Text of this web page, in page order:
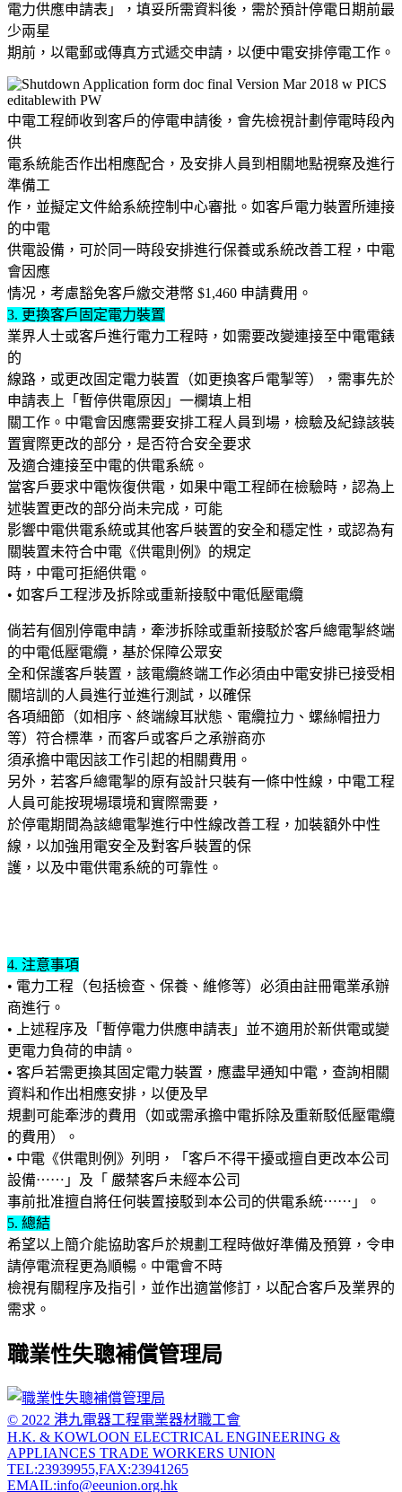
電力供應申請表」，填妥所需資料後，需於預計停電日期前最
少兩星
期前，以電郵或傳真方式遞交申請，以便中電安排停電工作。
中電工程師收到客戶的停電申請後，會先檢視計劃停電時段內
供
電系統能否作出相應配合，及安排人員到相關地點視察及進行
準備工
作，並擬定文件給系統控制中心審批。如客戶電力裝置所連接
的中電
供電設備，可於同一時段安排進行保養或系統改善工程，中電
會因應
情况，考慮豁免客戶繳交港幣 $1,460 申請費用。
3. 更換客戶固定電力裝置
業界人士或客戶進行電力工程時，如需要改變連接至中電電錶
的
線路，或更改固定電力裝置（如更換客戶電掣等），需事先於
申請表上「暫停供電原因」一欄填上相
關工作。中電會因應需要安排工程人員到場，檢驗及紀錄該裝
置實際更改的部分，是否符合安全要求
及適合連接至中電的供電系統。
當客戶要求中電恢復供電，如果中電工程師在檢驗時，認為上
述裝置更改的部分尚未完成，可能
影響中電供電系統或其他客戶裝置的安全和穩定性，或認為有
關裝置未符合中電《供電則例》的規定
時，中電可拒絕供電。
• 如客戶工程涉及拆除或重新接駁中電低壓電纜
倘若有個別停電申請，牽涉拆除或重新接駁於客戶總電掣終端
的中電低壓電纜，基於保障公眾安
全和保護客戶裝置，該電纜終端工作必須由中電安排已接受相
關培訓的人員進行並進行測試，以確保
各項細節（如相序、終端線耳狀態、電纜拉力、螺絲帽扭力
等）符合標準，而客戶或客戶之承辦商亦
須承擔中電因該工作引起的相關費用。
另外，若客戶總電掣的原有設計只裝有一條中性線，中電工程
人員可能按現場環境和實際需要，
於停電期間為該總電掣進行中性線改善工程，加裝額外中性
線，以加強用電安全及對客戶裝置的保
護，以及中電供電系統的可靠性。
4. 注意事項
• 電力工程（包括檢查、保養、維修等）必須由註冊電業承辦
商進行。
• 上述程序及「暫停電力供應申請表」並不適用於新供電或變
更電力負荷的申請。
• 客戶若需更換其固定電力裝置，應盡早通知中電，查詢相關
資料和作出相應安排，以便及早
規劃可能牽涉的費用（如或需承擔中電拆除及重新駁低壓電纜
的費用）。
• 中電《供電則例》列明，「客戶不得干擾或擅自更改本公司
設備⋯⋯」及「 嚴禁客戶未經本公司
事前批准擅自將任何裝置接駁到本公司的供電系統⋯⋯」。
5. 總結
希望以上簡介能協助客戶於規劃工程時做好準備及預算，令申
請停電流程更為順暢。中電會不時
檢視有關程序及指引，並作出適當修訂，以配合客戶及業界的
需求。
職業性失聰補償管理局
© 2022 港九電器工程電業器材職工會
H.K. & KOWLOON ELECTRICAL ENGINEERING &
APPLIANCES TRADE WORKERS UNION
TEL:23939955,FAX:23941265
EMAIL:info@eeunion.org.hk